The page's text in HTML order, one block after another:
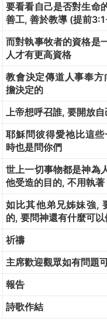
要看看自己是否對生命
善工, 善於教導 (提前
而對執事牧者的資格是
人才有更高資格
教會決定傳道人事奉方
擔決定的
上帝想呼召誰, 要開放
耶穌問彼得愛祂比這
時也是問你們
世上一切事物都是神為
他受造的目的, 不用執著
如比其他弟兄姊妹強,
的, 要問神還有什麼可以
祈禱
主席歡迎觀眾如有問題
報告
詩歌作結